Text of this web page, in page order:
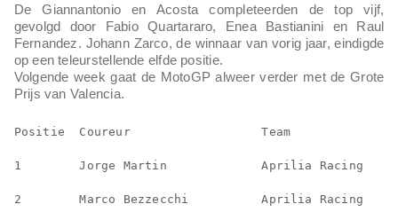
De Giannantonio en Acosta completeerden de top vijf,
gevolgd door Fabio Quartararo, Enea Bastianini en Raul
Fernandez. Johann Zarco, de winnaar van vorig jaar, eindigde
op een teleurstellende elfde positie.
Volgende week gaat de MotoGP alweer verder met de Grote
Prijs van Valencia.
Positie  Coureur                  Team
1        Jorge Martin             Aprilia Racing
2        Marco Bezzecchi          Aprilia Racing